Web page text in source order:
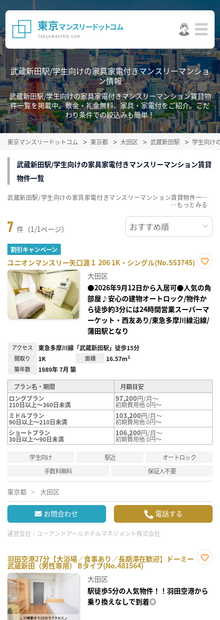
武蔵新田駅/学生向けの家具家電付きマンスリーマンショ
ン情報
武蔵新田駅/学生向けの家具家電付きマンスリーマンション賃貸物
件一覧を掲載中。敷金・礼金無料、家具・家電付をご紹介。こだ
わり条件での絞込みも簡単！
東京マンスリードットコム 東京都 大田区 武蔵新田駅 学生向け
武蔵新田駅/学生向けの家具家電付きマンスリーマンション賃貸
物件一覧
7 件（1/1ページ）
割引キャンペーン
ユニオンマンスリー矢口渡１ 206 1K・シングル(No.553745)
り登
録
大田区
●2026年9月12日から入居可●人気の角
部屋♪安心の建物オートロック/物件か
ら徒歩約3分には24時間営業スーパーマ
ーケット・西友あり/東急多摩川線沿線/
蒲田駅となり
アクセス 東急多摩川線「武蔵新田駅」徒歩15分
間取り 1K 面積 16.57m²
築年数 1989年 7月 築
プラン名・期間
月額目安
ロングプラン
210日以上～360日未満
97,200円/月～
初期費用他 0円～
ミドルプラン
90日以上～210日未満
103,200円/月～
初期費用他 0円～
ショートプラン
30日以上～90日未満
106,200円/月～
初期費用他 0円～
学生向け 駅近
オートロック
手数料無料
保証人不要
東京都 大田区
お問合わせ 電話する
運営会社： ユーアンドアールホテルマネジメント株式会社
羽田空港27分【大浴場／食事あり／長期滞在歓迎】ドーミー
武蔵新田（男性専用） Bタイプ(No.481564)
録
大田区
駅徒歩5分の人気物件！！羽田空港から
乗り換えなしで到着◎
武蔵新田駅/学生向けの家具家電付きマンスリーマンション賃貸物件一覧を掲載中。敷金・礼金無料、家具・家電付をご紹介。こだわり条件での絞込みも簡単！
…